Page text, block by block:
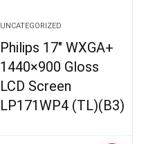
UNCATEGORIZED
Philips 17″ WXGA+
1440×900 Gloss
LCD Screen
LP171WP4 (TL)(B3)